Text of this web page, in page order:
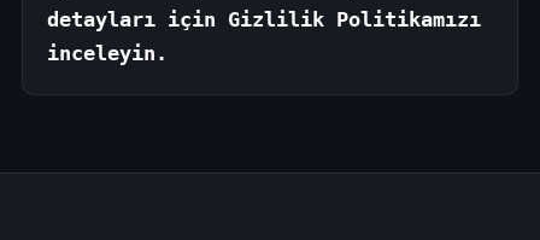
detayları için Gizlilik Politikamızı
inceleyin.